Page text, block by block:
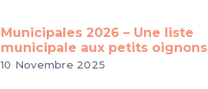
Municipales 2026 – Une liste
municipale aux petits oignons
10 Novembre 2025